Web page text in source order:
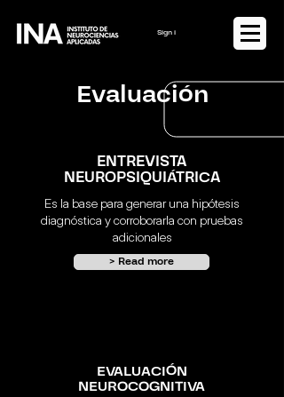
Sign in or Register
Evaluación
ENTREVISTA
NEUROPSIQUIÁTRICA
Es la base para generar una hipótesis
diagnóstica y corroborarla con pruebas
adicionales
> Read more
EVALUACIÓN
NEUROCOGNITIVA